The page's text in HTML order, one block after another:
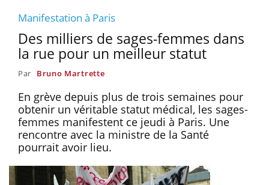
Manifestation à Paris
Des milliers de sages-femmes dans
la rue pour un meilleur statut
Par Bruno Martrette
En grève depuis plus de trois semaines pour
obtenir un véritable statut médical, les sages-
femmes manifestent ce jeudi à Paris. Une
rencontre avec la ministre de la Santé
pourrait avoir lieu.